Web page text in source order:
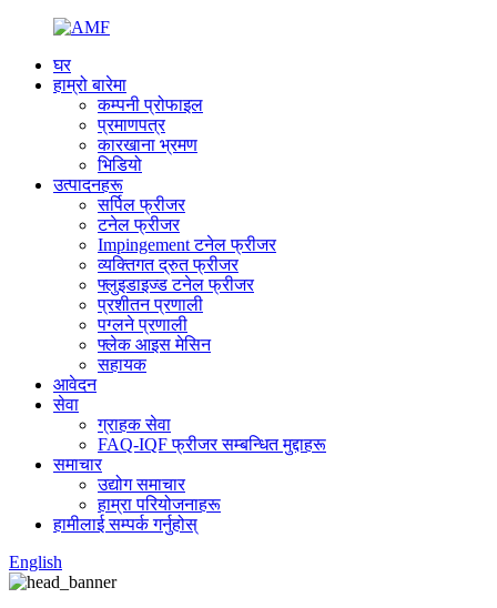
घर
हाम्रो बारेमा
कम्पनी प्रोफाइल
प्रमाणपत्र
कारखाना भ्रमण
भिडियो
उत्पादनहरू
सर्पिल फ्रीजर
टनेल फ्रीजर
Impingement टनेल फ्रीजर
व्यक्तिगत द्रुत फ्रीजर
फ्लुइडाइज्ड टनेल फ्रीजर
प्रशीतन प्रणाली
पग्लने प्रणाली
फ्लेक आइस मेसिन
सहायक
आवेदन
सेवा
ग्राहक सेवा
FAQ-IQF फ्रीजर सम्बन्धित मुद्दाहरू
समाचार
उद्योग समाचार
हाम्रा परियोजनाहरू
हामीलाई सम्पर्क गर्नुहोस्
English